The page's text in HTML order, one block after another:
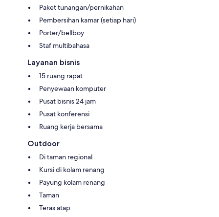
Paket tunangan/pernikahan
Pembersihan kamar (setiap hari)
Porter/bellboy
Staf multibahasa
Layanan bisnis
15 ruang rapat
Penyewaan komputer
Pusat bisnis 24 jam
Pusat konferensi
Ruang kerja bersama
Outdoor
Di taman regional
Kursi di kolam renang
Payung kolam renang
Taman
Teras atap